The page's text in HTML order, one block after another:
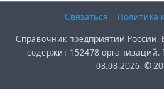
Связаться
Политика
Справочник предприятий России.
содержит 152478
08.08.2026. ©